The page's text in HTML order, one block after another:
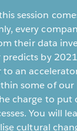
session
every
their data
by
an
some of
charge to
You will
cultural